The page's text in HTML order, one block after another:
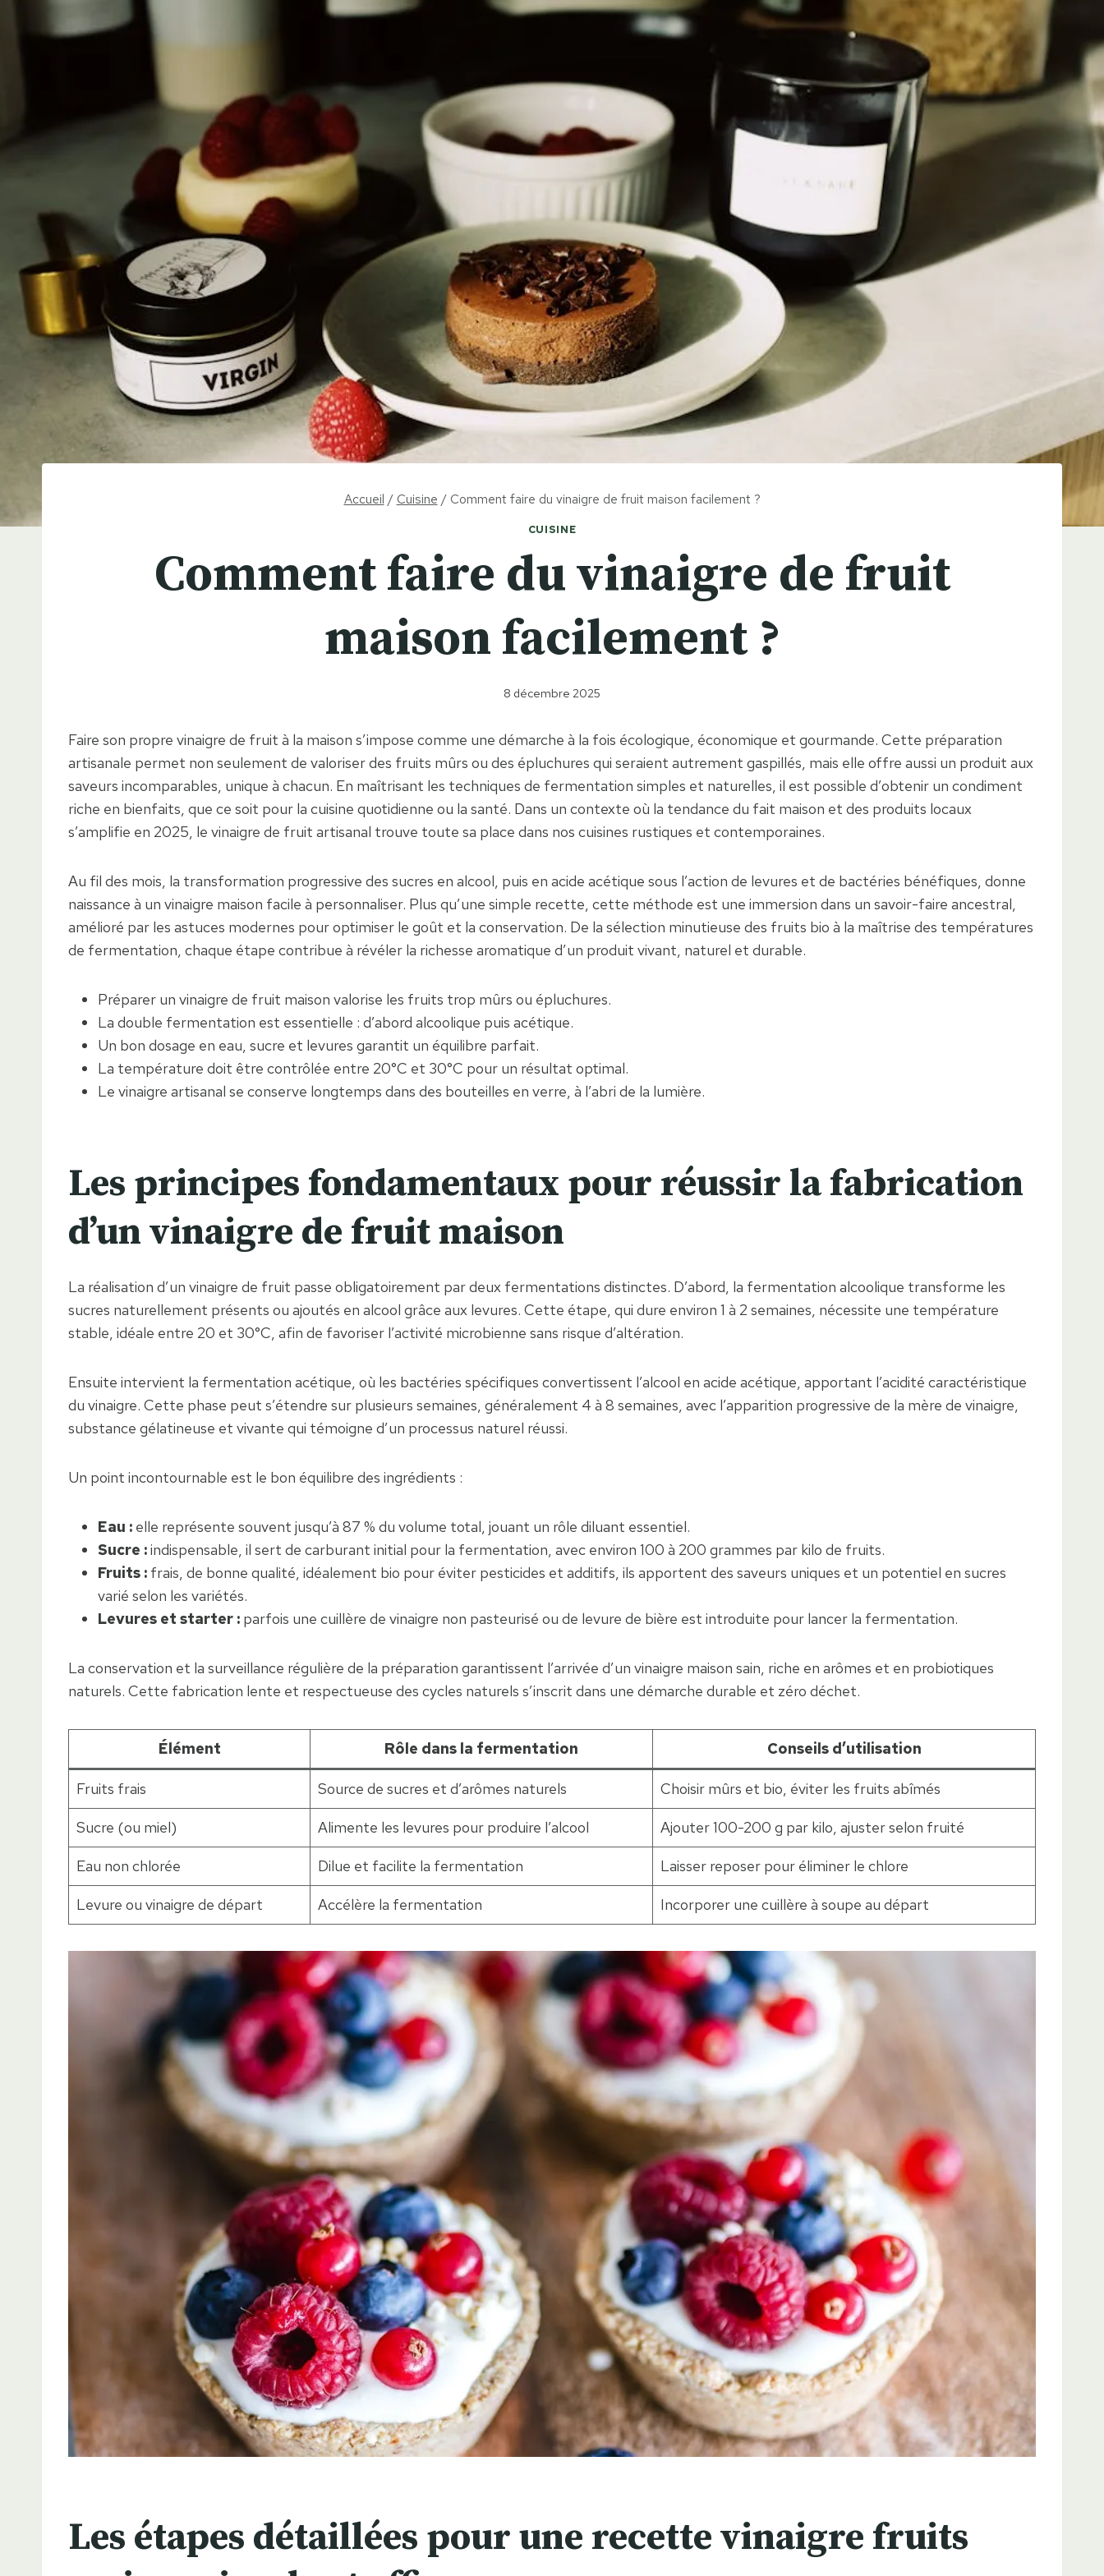
Accueil / Cuisine / Comment faire du vinaigre de fruit maison facilement ?
CUISINE
Comment faire du vinaigre de fruit
maison facilement ?
8 décembre 2025
Faire son propre vinaigre de fruit à la maison s’impose comme une démarche à la fois écologique, économique et gourmande. Cette préparation
artisanale permet non seulement de valoriser des fruits mûrs ou des épluchures qui seraient autrement gaspillés, mais elle offre aussi un produit aux
saveurs incomparables, unique à chacun. En maîtrisant les techniques de fermentation simples et naturelles, il est possible d’obtenir un condiment
riche en bienfaits, que ce soit pour la cuisine quotidienne ou la santé. Dans un contexte où la tendance du fait maison et des produits locaux
s’amplifie en 2025, le vinaigre de fruit artisanal trouve toute sa place dans nos cuisines rustiques et contemporaines.
Au fil des mois, la transformation progressive des sucres en alcool, puis en acide acétique sous l’action de levures et de bactéries bénéfiques, donne
naissance à un vinaigre maison facile à personnaliser. Plus qu’une simple recette, cette méthode est une immersion dans un savoir-faire ancestral,
amélioré par les astuces modernes pour optimiser le goût et la conservation. De la sélection minutieuse des fruits bio à la maîtrise des températures
de fermentation, chaque étape contribue à révéler la richesse aromatique d’un produit vivant, naturel et durable.
Préparer un vinaigre de fruit maison valorise les fruits trop mûrs ou épluchures.
La double fermentation est essentielle : d’abord alcoolique puis acétique.
Un bon dosage en eau, sucre et levures garantit un équilibre parfait.
La température doit être contrôlée entre 20°C et 30°C pour un résultat optimal.
Le vinaigre artisanal se conserve longtemps dans des bouteilles en verre, à l’abri de la lumière.
Les principes fondamentaux pour réussir la fabrication
d’un vinaigre de fruit maison
La réalisation d’un vinaigre de fruit passe obligatoirement par deux fermentations distinctes. D’abord, la fermentation alcoolique transforme les
sucres naturellement présents ou ajoutés en alcool grâce aux levures. Cette étape, qui dure environ 1 à 2 semaines, nécessite une température
stable, idéale entre 20 et 30°C, afin de favoriser l’activité microbienne sans risque d’altération.
Ensuite intervient la fermentation acétique, où les bactéries spécifiques convertissent l’alcool en acide acétique, apportant l’acidité caractéristique
du vinaigre. Cette phase peut s’étendre sur plusieurs semaines, généralement 4 à 8 semaines, avec l’apparition progressive de la mère de vinaigre,
substance gélatineuse et vivante qui témoigne d’un processus naturel réussi.
Un point incontournable est le bon équilibre des ingrédients :
Eau : elle représente souvent jusqu’à 87 % du volume total, jouant un rôle diluant essentiel.
Sucre :indispensable, il sert de carburant initial pour la fermentation, avec environ 100 à 200 grammes par kilo de fruits.
Fruits : frais, de bonne qualité, idéalement bio pour éviter pesticides et additifs, ils apportent des saveurs uniques et un potentiel en sucres
varié selon les variétés.
Levures et starter : parfois une cuillère de vinaigre non pasteurisé ou de levure de bière est introduite pour lancer la fermentation.
La conservation et la surveillance régulière de la préparation garantissent l’arrivée d’un vinaigre maison sain, riche en arômes et en probiotiques
naturels. Cette fabrication lente et respectueuse des cycles naturels s’inscrit dans une démarche durable et zéro déchet.
Élément Rôle dans la fermentation Conseils d’utilisation
Fruits frais Source de sucres et d’arômes naturels Choisir mûrs et bio, éviter les fruits abîmés
Sucre (ou miel) Alimente les levures pour produire l’alcool Ajouter 100-200 g par kilo, ajuster selon fruité
Eau non chlorée Dilue et facilite la fermentation Laisser reposer pour éliminer le chlore
Levure ou vinaigre de départ Accélère la fermentation Incorporer une cuillère à soupe au départ
Les étapes détaillées pour une recette vinaigre fruits